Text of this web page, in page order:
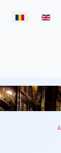
Selectați limba